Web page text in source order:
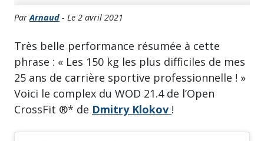
ParArnaud - Le 2 avril 2021
Très belle performance résumée à cette
phrase : « Les 150 kg les plus difficiles de mes
25 ans de carrière sportive professionnelle ! »
Voici le complex du WOD 21.4 de l’Open
CrossFit ®* de Dmitry Klokov !